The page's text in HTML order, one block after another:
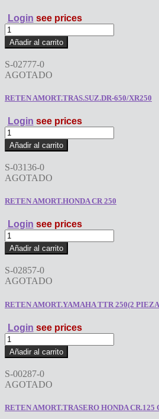
Login see prices
GOMA
AMORTIGUADOR
ZLLA
cantidad
Añadir al carrito
S-02777-0
AGOTADO
RETEN AMORT.TRAS.SUZ.DR-650/XR250
Login see prices
RETEN
AMORT.TRAS.SUZ.DR-
650/XR250
cantidad
Añadir al carrito
S-03136-0
AGOTADO
RETEN AMORT.HONDA CR 250
Login see prices
RETEN
AMORT.HONDA
CR
250
cantidad
Añadir al carrito
S-02857-0
AGOTADO
RETEN AMORT.YAMAHA TTR 250(2
Login see prices
RETEN
AMORT.YAMAHA
TTR
250(2
PIEZAS
cantidad
Añadir al carrito
S-00287-0
AGOTADO
RETEN AMORT.TRASERO HONDA CR.125